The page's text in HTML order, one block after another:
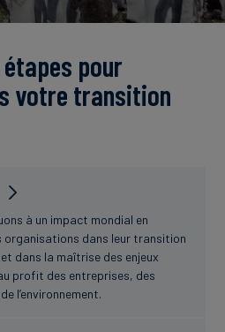
pour
votre transition
à un impact mondial en
organisations dans leur transition
dans la maîtrise des enjeux
profit des entreprises, des
l’environnement.